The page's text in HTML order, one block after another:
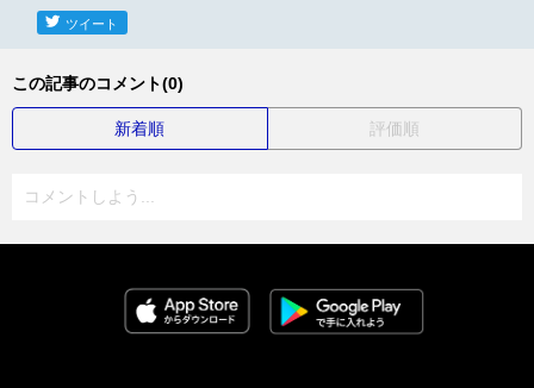
ツイート
この記事のコメント(0)
新着順 評価順
コメントしよう...